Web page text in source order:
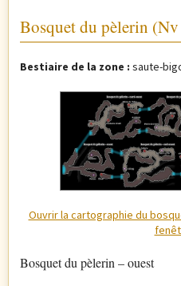
Bosquet du pèlerin
Bestiaire de la zone : saute-
Ouvrir la cartographie du
Bosquet du pèlerin – ouest